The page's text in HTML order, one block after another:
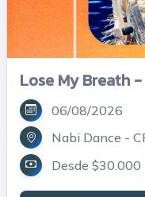
Lose My Breath -
06/08/2026
Nabi Dance -
Desde $30.000